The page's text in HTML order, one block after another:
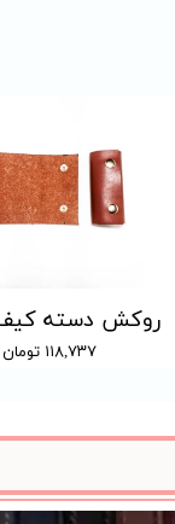
۱۱۸,۷۳۷ تومان